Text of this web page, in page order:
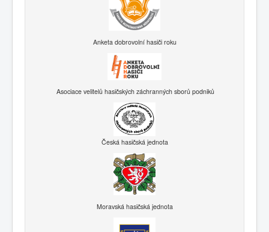
Anketa dobrovolní hasiči roku
Asociace velitelů hasičských záchranných sborů podniků
Česká hasičská jednota
Moravská hasičská jednota